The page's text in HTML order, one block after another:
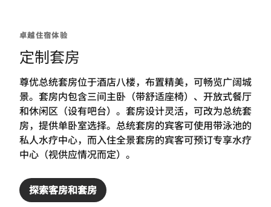
卓越住宿体验
定制套房
尊优总统套房位于酒店八楼，布置精美，可畅览广阔城
景。套房内包含三间主卧（带舒适座椅）、开放式餐厅
和休闲区（设有吧台）。套房设计灵活，可改为总统套
房，提供单卧室选择。总统套房的宾客可使用带泳池的
私人水疗中心，而入住全景套房的宾客可预订专享水疗
中心（视供应情况而定）。
探索客房和套房